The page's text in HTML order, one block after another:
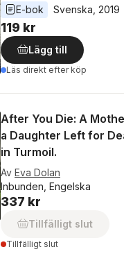
E-bok
Svenska 2019
119 kr
Lägg till
Läs direkt efter köp
After You Die: A
a Daughter Left for
in Turmoil.
Av Eva Dolan
Inbunden, Engelska
337 kr
Tillfälligt slut
Tillfälligt slut